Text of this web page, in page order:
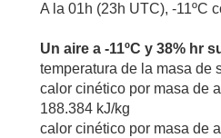
A la 01h (23h UTC), -11ºC
Un aire a -11ºC y 38% hr
temperatura de la masa de
calor cinético por masa de
188.384 kJ/kg
calor cinético por masa de